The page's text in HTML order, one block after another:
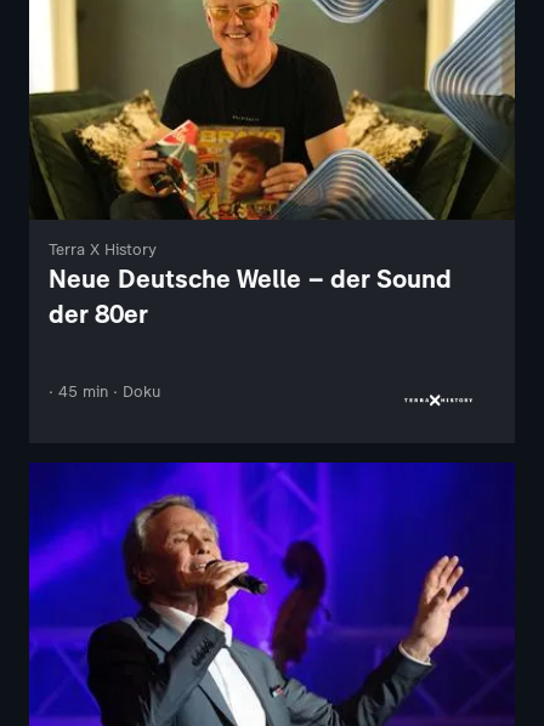
Terra X History
Neue Deutsche Welle – der Sound
der 80er
· 45 min · Doku